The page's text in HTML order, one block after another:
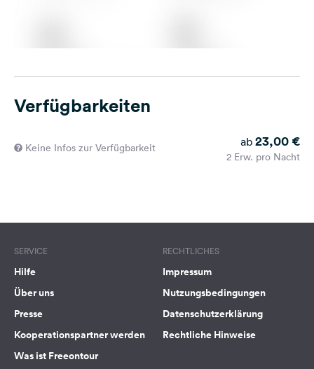
Verfügbarkeiten
Keine Infos zur Verfügbarkeit ab 23,00 €
2 Erw. pro Nacht
SERVICE
Hilfe
Über uns
Presse
Kooperationspartner werden
Was ist Freeontour
RECHTLICHES
Impressum
Nutzungsbedingungen
Datenschutzerklärung
Rechtliche Hinweise